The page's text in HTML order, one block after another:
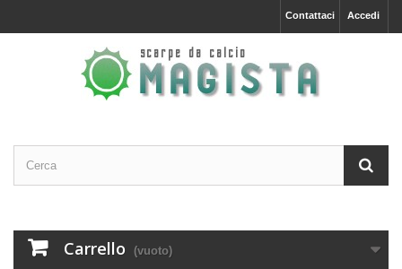
Accedi
Contattaci
Carrello (vuoto)